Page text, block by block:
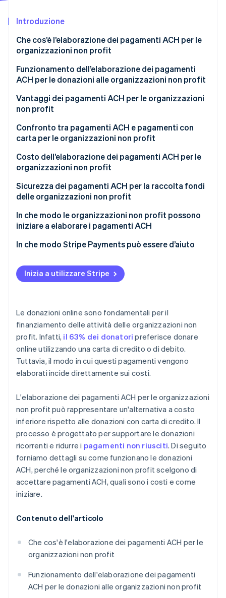
Radar
Atlas
Costituzione di start-up
Climate
Rimozione del carbonio
Identity
Verifica online dell'identità
Stripe Sessions 2026
Scopri come Stripe sta costruendo l'infrastruttura
Guarda ora
Partner
Stripe App Marketplace
Introduzione
Che cos’è l’elaborazione dei pagamenti ACH per le
organizzazioni non profit
Funzionamento dell’elaborazione dei pagamenti
ACH per le donazioni alle organizzazioni non profit
1. Il donatore autorizza il pagamento
2. Il pagamento viene disposto
3. Il pagamento viene instradato nel circuito ACH
4. I fondi vengono addebitati
5. I fondi vengono regolati e riconciliati
Vantaggi dei pagamenti ACH per le organizzazioni
non profit
Bassi costi di transazione
Elevato valore dei donatori nel tempo
Miglior flusso di cassa e costi generali ridotti
Possibilità di crescita con l’espansione della
raccolta fondi
Confronto tra pagamenti ACH e pagamenti con
carta per le organizzazioni non profit
Costo dell’elaborazione dei pagamenti ACH per le
organizzazioni non profit
Sicurezza dei pagamenti ACH per la raccolta fondi
delle organizzazioni non profit
In che modo le organizzazioni non profit possono
iniziare a elaborare i pagamenti ACH
In che modo Stripe Payments può essere d’aiuto
Inizia a utilizzare Stripe
Le donazioni online sono fondamentali per il
finanziamento delle attività delle organizzazioni non
profit. Infatti, il 63% dei donatori preferisce donare
online utilizzando una carta di credito o di debito.
Tuttavia, il modo in cui questi pagamenti vengono
elaborati incide direttamente sui costi.
L'elaborazione dei pagamenti ACH per le organizzazioni
non profit può rappresentare un'alternativa a costo
inferiore rispetto alle donazioni con carta di credito. Il
processo è progettato per supportare le donazioni
ricorrenti e ridurre i pagamenti non riusciti. Di seguito
forniamo dettagli su come funzionano le donazioni
ACH, perché le organizzazioni non profit scelgono di
accettare pagamenti ACH, quali sono i costi e come
iniziare.
Contenuto dell'articolo
Che cos'è l'elaborazione dei pagamenti ACH per le
organizzazioni non profit
Funzionamento dell'elaborazione dei pagamenti
ACH per le donazioni alle organizzazioni non profit